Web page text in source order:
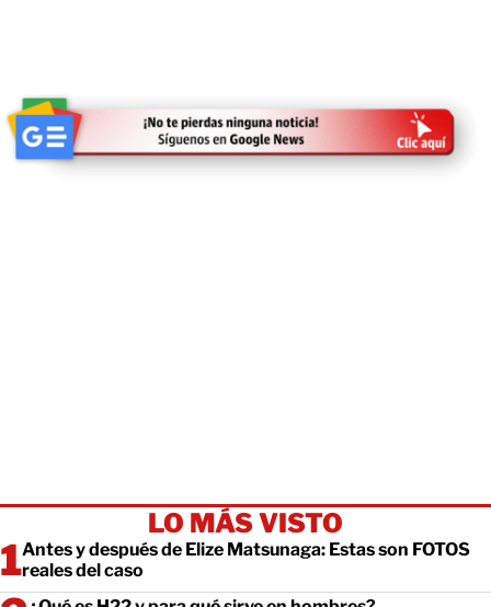
LO MÁS VISTO
Antes y después de Elize Matsunaga: Estas son FOTOS
reales del caso